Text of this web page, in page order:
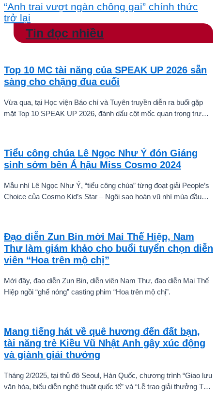
“Anh trai vượt ngàn chông gai” chính thức
trở lại
Tin đọc nhiều
Top 10 MC tài năng của SPEAK UP 2026 sẵn
sàng cho chặng đua cuối
Vừa qua, tại Học viện Báo chí và Tuyên truyền diễn ra buổi gặp
mặt Top 10 SPEAK UP 2026, đánh dấu cột mốc quan trọng trước
Tiểu công chúa Lê Ngọc Như Ý đón Giáng
sinh sớm bên Á hậu Miss Cosmo 2024
Mẫu nhí Lê Ngọc Như Ý, “tiểu công chúa” từng đoạt giải People’s
Choice của Cosmo Kid’s Star – Ngôi sao hoàn vũ nhí mùa đầu
Đạo diễn Zun Bin mời Mai Thế Hiệp, Nam
Thư làm giám khảo cho buổi tuyển chọn diễn
viên “Hoa trên mộ chị”
Mới đây, đạo diễn Zun Bin, diễn viên Nam Thư, đạo diễn Mai Thế
Hiệp ngồi “ghế nóng” casting phim “Hoa trên mộ chị”.
Mang tiếng hát về quê hương đến đất bạn,
tài năng trẻ Kiều Vũ Nhật Anh gây xúc động
và giành giải thưởng
Tháng 2/2025, tại thủ đô Seoul, Hàn Quốc, chương trình “Giao lưu
văn hóa, biểu diễn nghệ thuật quốc tế” và “Lễ trao giải thưởng Tài